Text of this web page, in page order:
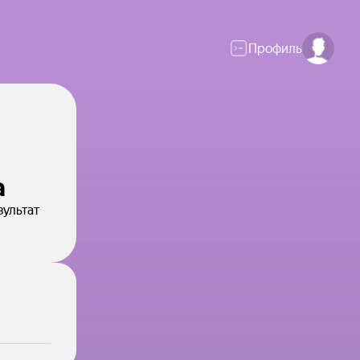
Профиль